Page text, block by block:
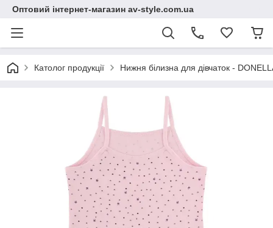
Оптовий інтернет-магазин av-style.com.ua
Католог продукції Нижня білизна для дівчаток -